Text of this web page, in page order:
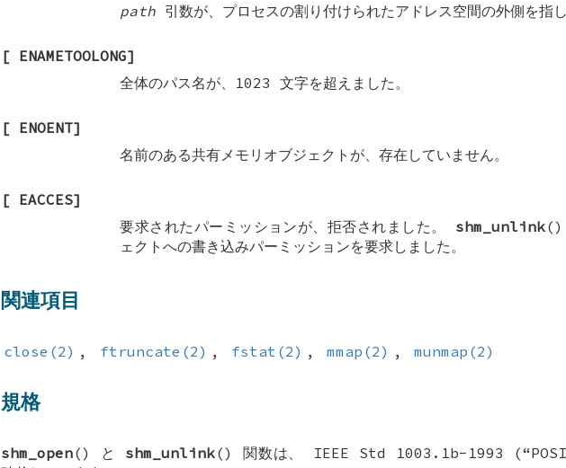
path 引数が、プロセスの割り付けられたアドレス空間の外側を指し
[ ENAMETOOLONG]
全体のパス名が、1023 文字を超えました。
[ ENOENT]
名前のある共有メモリオブジェクトが、存在していません。
[ EACCES]
要求されたパーミッションが、拒否されました。 shm_unlink()
ェクトへの書き込みパーミッションを要求しました。
関連項目
close(2) , ftruncate(2) , fstat(2) , mmap(2) , munmap(2)
規格
shm_open() と shm_unlink() 関数は、 IEEE Std 1003.1b-1993